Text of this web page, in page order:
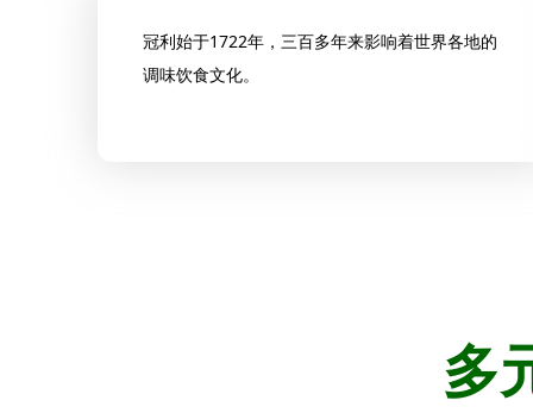
冠利始于1722年， 三百多年来影响着世界各地的
调味饮食文化。
多